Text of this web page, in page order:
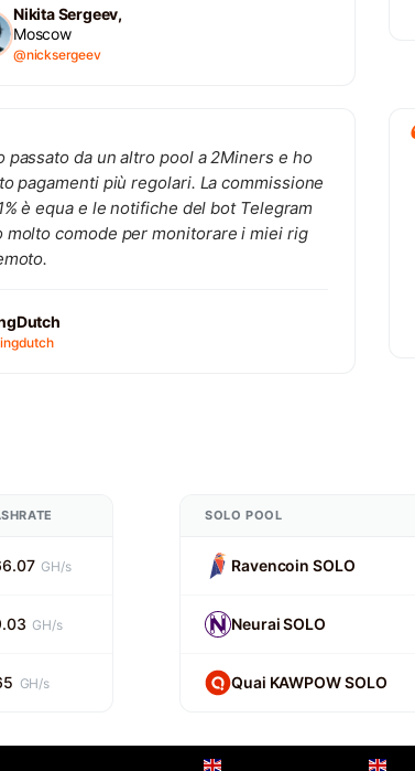
Nikita Sergeev,
Moscow
@nicksergeev
passato da un altro pool a 2Miners e ho
pagamenti più regolari. La commissione
è equa e le notifiche del bot Telegram
molto comode per monitorare i miei rig
GH/s
GH/s
GH/s
SOLO POOL
Ravencoin SOLO
Neurai SOLO
Quai KAWPOW SOLO